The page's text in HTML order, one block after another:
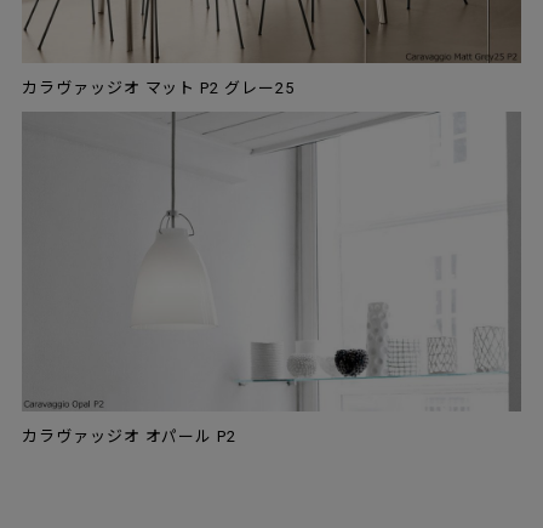
カラヴァッジオ マット P2 グレー25
カラヴァッジオ オパール P2